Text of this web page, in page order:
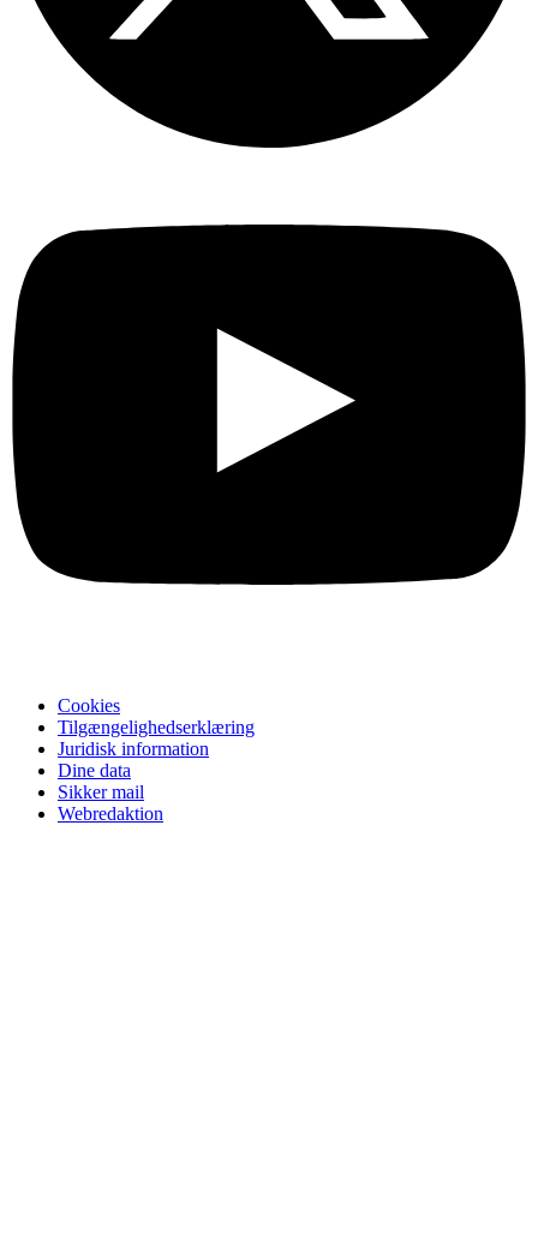
Cookies
Tilgængelighedserklæring
Juridisk information
Dine data
Sikker mail
Webredaktion